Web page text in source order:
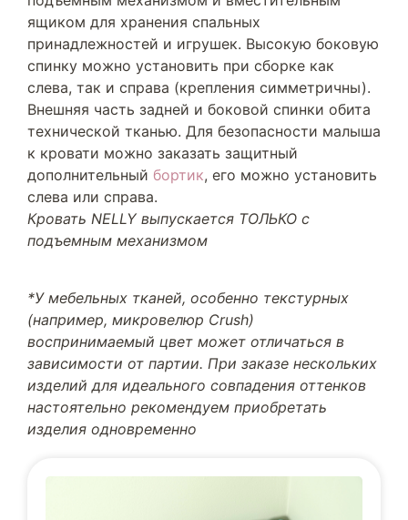
ящиком для хранения спальных
принадлежностей и игрушек. Высокую боковую
спинку можно установить при сборке как
слева, так и справа (крепления симметричны).
Внешняя часть задней и боковой спинки обита
технической тканью. Для безопасности малыша
к кровати можно заказать защитный
дополнительный бортик, его можно установить
слева или справа.
Кровать NELLY выпускается ТОЛЬКО с
подъемным механизмом
*У мебельных тканей, особенно текстурных
(например, микровелюр Crush)
воспринимаемый цвет может отличаться в
зависимости от партии. При заказе нескольких
изделий для идеального совпадения оттенков
настоятельно рекомендуем приобретать
изделия одновременно